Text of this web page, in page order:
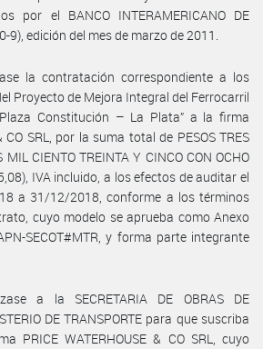
por el BANCO INTERAMERICANO DE
9), edición del mes de marzo de 2011.
la contratación correspondiente a los
Proyecto de Mejora Integral del Ferrocarril
Constitución – La Plata” a la firma
CO SRL, por la suma total de PESOS TRES
MIL CIENTO TREINTA Y CINCO CON OCHO
IVA incluido, a los efectos de auditar el
a 31/12/2018, conforme a los términos
cuyo modelo se aprueba como Anexo
SECOT#MTR, y forma parte integrante
a la SECRETARIA DE OBRAS DE
DE TRANSPORTE para que suscriba
PRICE WATERHOUSE & CO SRL, cuyo